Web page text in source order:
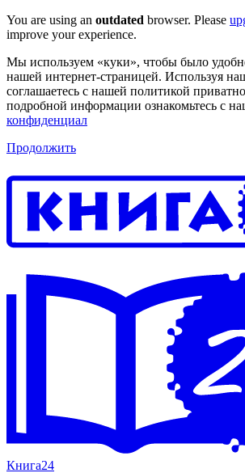
You are using an outdated browser. Please
improve your experience.
Мы используем «куки», чтобы было
нашей интернет-страницей. Используя
соглашаетесь с нашей политикой
подробной информации ознакомьтесь с
конфиденциал
Продолжить
Книга24